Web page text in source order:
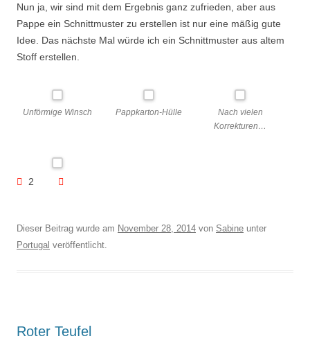
Nun ja, wir sind mit dem Ergebnis ganz zufrieden, aber aus
Pappe ein Schnittmuster zu erstellen ist nur eine mäßig gute
Idee. Das nächste Mal würde ich ein Schnittmuster aus altem
Stoff erstellen.
Unförmige Winsch Pappkarton-Hülle
Nach vielen
Korrekturen…
2
Dieser Beitrag wurde am November 28, 2014 von Sabine unter
Portugal veröffentlicht.
Roter Teufel